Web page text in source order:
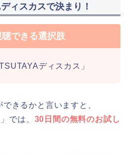
ィスカスで決まり！
できる選択肢
ディスカス」
きるかと言いますと、
では、 30日間の無料のお試し